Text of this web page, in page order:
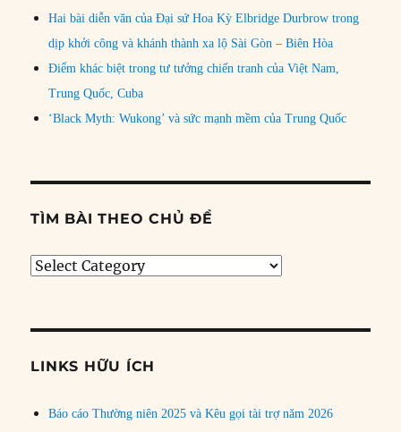
Hai bài diễn văn của Đại sứ Hoa Kỳ Elbridge Durbrow trong
dịp khởi công và khánh thành xa lộ Sài Gòn – Biên Hòa
Điểm khác biệt trong tư tưởng chiến tranh của Việt Nam,
Trung Quốc, Cuba
‘Black Myth: Wukong’ và sức mạnh mềm của Trung Quốc
TÌM BÀI THEO CHỦ ĐỀ
Tìm
đề
LINKS HỮU ÍCH
Báo cáo Thường niên 2025 và Kêu gọi tài trợ năm 2026